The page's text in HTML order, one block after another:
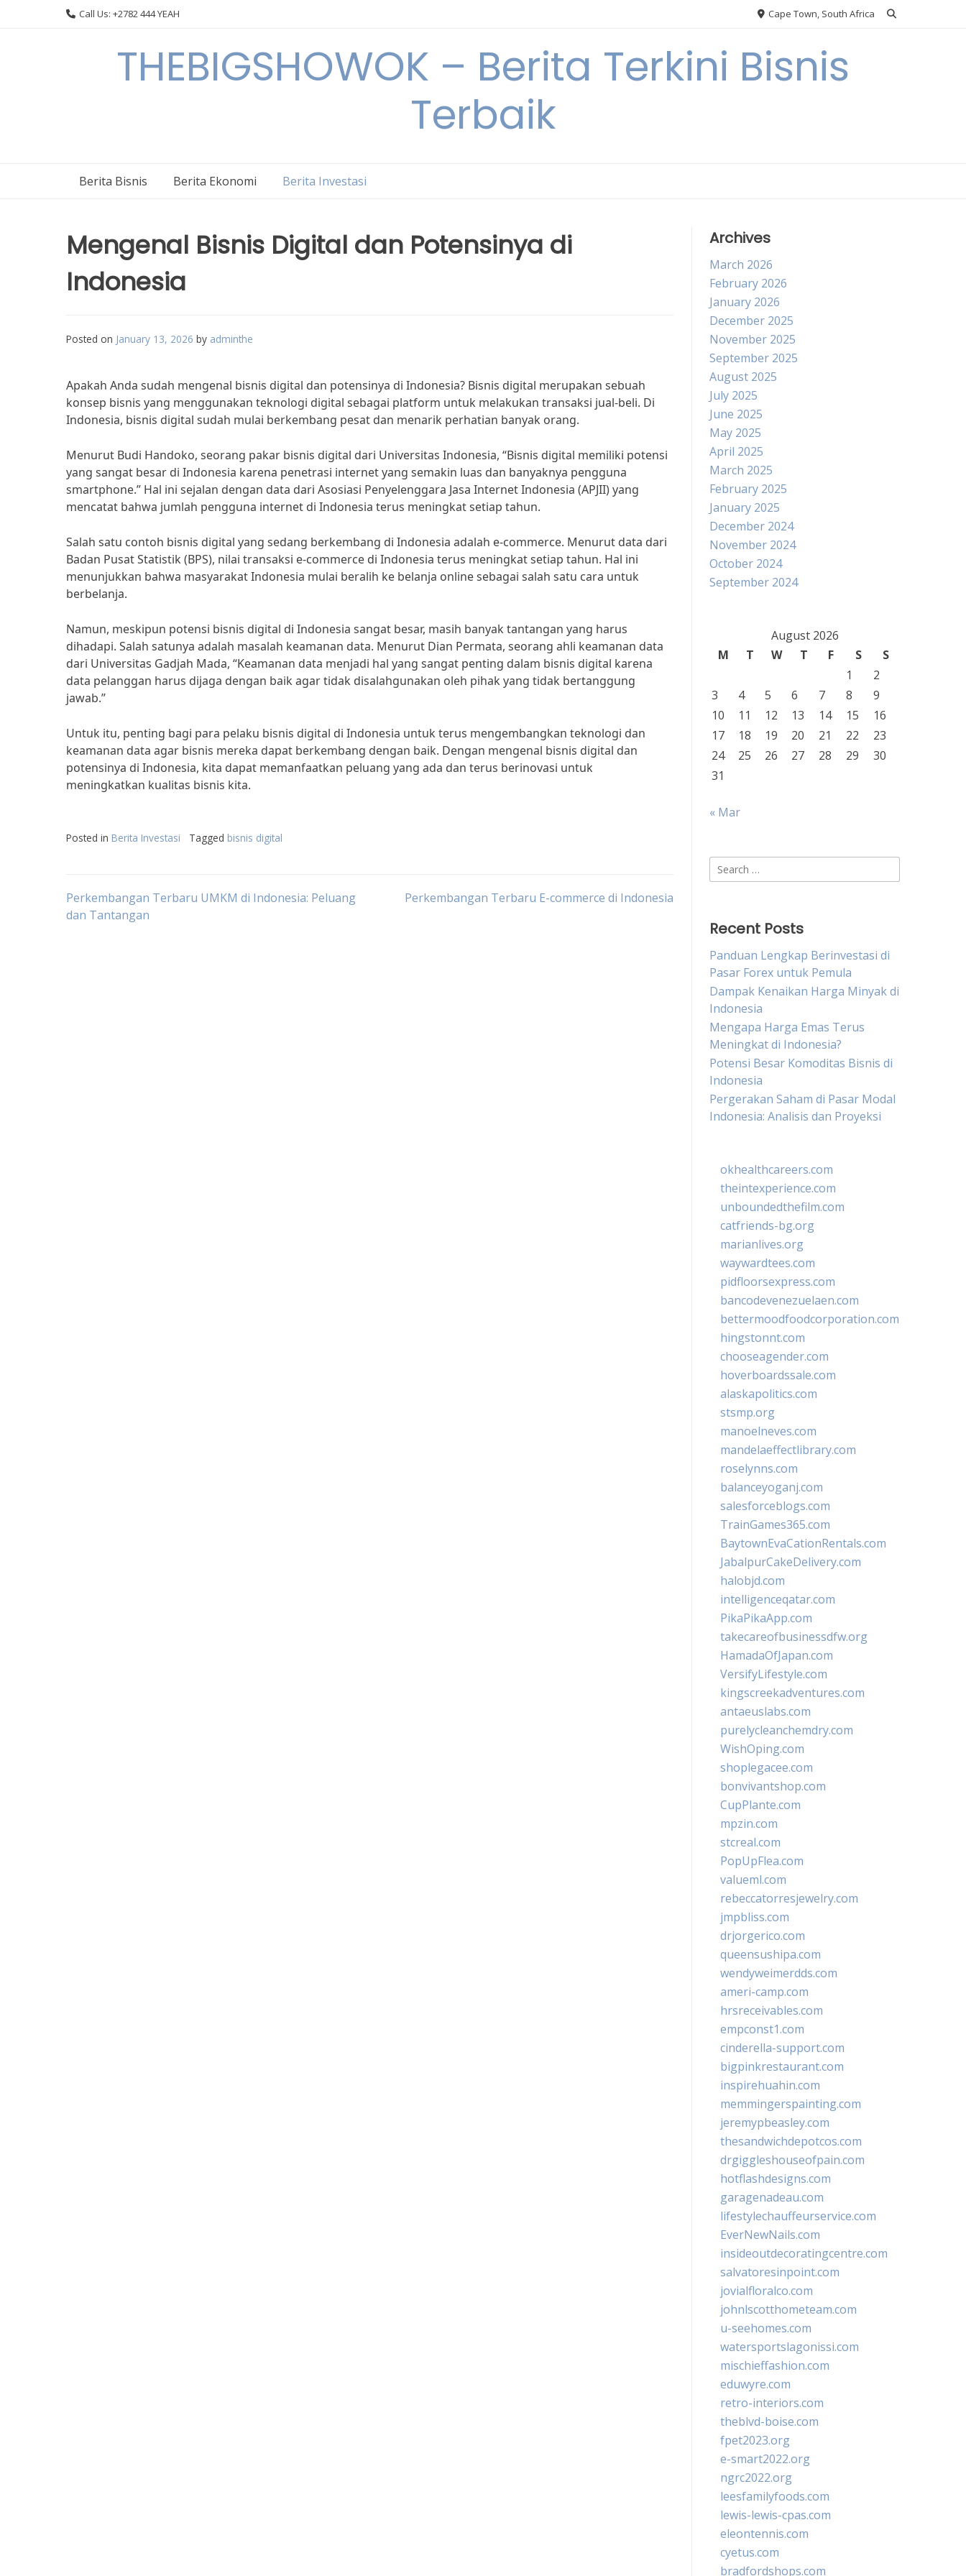
Call Us: +2782 444 YEAH Cape Town, South Africa
THEBIGSHOWOK – Berita Terkini Bisnis
Terbaik
Berita Bisnis Berita Ekonomi Berita Investasi
Mengenal Bisnis Digital dan Potensinya di
Indonesia
Posted on January 13, 2026 by adminthe
Apakah Anda sudah mengenal bisnis digital dan potensinya di Indonesia? Bisnis digital merupakan sebuah
konsep bisnis yang menggunakan teknologi digital sebagai platform untuk melakukan transaksi jual-beli. Di
Indonesia, bisnis digital sudah mulai berkembang pesat dan menarik perhatian banyak orang.
Menurut Budi Handoko, seorang pakar bisnis digital dari Universitas Indonesia, “Bisnis digital memiliki potensi
yang sangat besar di Indonesia karena penetrasi internet yang semakin luas dan banyaknya pengguna
smartphone.” Hal ini sejalan dengan data dari Asosiasi Penyelenggara Jasa Internet Indonesia (APJII) yang
mencatat bahwa jumlah pengguna internet di Indonesia terus meningkat setiap tahun.
Salah satu contoh bisnis digital yang sedang berkembang di Indonesia adalah e-commerce. Menurut data dari
Badan Pusat Statistik (BPS), nilai transaksi e-commerce di Indonesia terus meningkat setiap tahun. Hal ini
menunjukkan bahwa masyarakat Indonesia mulai beralih ke belanja online sebagai salah satu cara untuk
berbelanja.
Namun, meskipun potensi bisnis digital di Indonesia sangat besar, masih banyak tantangan yang harus
dihadapi. Salah satunya adalah masalah keamanan data. Menurut Dian Permata, seorang ahli keamanan data
dari Universitas Gadjah Mada, “Keamanan data menjadi hal yang sangat penting dalam bisnis digital karena
data pelanggan harus dijaga dengan baik agar tidak disalahgunakan oleh pihak yang tidak bertanggung
jawab.”
Untuk itu, penting bagi para pelaku bisnis digital di Indonesia untuk terus mengembangkan teknologi dan
keamanan data agar bisnis mereka dapat berkembang dengan baik. Dengan mengenal bisnis digital dan
potensinya di Indonesia, kita dapat memanfaatkan peluang yang ada dan terus berinovasi untuk
meningkatkan kualitas bisnis kita.
Posted in Berita Investasi Tagged bisnis digital
Post
Perkembangan Terbaru UMKM di Indonesia: Peluang
dan Tantangan
Perkembangan Terbaru E-commerce di Indonesia
Archives
March 2026
February 2026
January 2026
December 2025
November 2025
September 2025
August 2025
July 2025
June 2025
May 2025
April 2025
March 2025
February 2025
January 2025
December 2024
November 2024
October 2024
September 2024
August 2026
M
T W T F S
S
1
2
3
4 5 6 7 8
9
10
11 12 13 14 15
16
17
18 19 20 21 22
23
24
25 26 27 28 29
30
31
« Mar
Search
for:
Recent Posts
Panduan Lengkap Berinvestasi di
Pasar Forex untuk Pemula
Dampak Kenaikan Harga Minyak di
Indonesia
Mengapa Harga Emas Terus
Meningkat di Indonesia?
Potensi Besar Komoditas Bisnis di
Indonesia
Pergerakan Saham di Pasar Modal
Indonesia: Analisis dan Proyeksi
okhealthcareers.com
theintexperience.com
unboundedthefilm.com
catfriends-bg.org
marianlives.org
waywardtees.com
pidfloorsexpress.com
bancodevenezuelaen.com
bettermoodfoodcorporation.com
hingstonnt.com
chooseagender.com
hoverboardssale.com
alaskapolitics.com
stsmp.org
manoelneves.com
mandelaeffectlibrary.com
roselynns.com
balanceyoganj.com
salesforceblogs.com
TrainGames365.com
BaytownEvaCationRentals.com
JabalpurCakeDelivery.com
halobjd.com
intelligenceqatar.com
PikaPikaApp.com
takecareofbusinessdfw.org
HamadaOfJapan.com
VersifyLifestyle.com
kingscreekadventures.com
antaeuslabs.com
purelycleanchemdry.com
WishOping.com
shoplegacee.com
bonvivantshop.com
CupPlante.com
mpzin.com
stcreal.com
PopUpFlea.com
valueml.com
rebeccatorresjewelry.com
jmpbliss.com
drjorgerico.com
queensushipa.com
wendyweimerdds.com
ameri-camp.com
hrsreceivables.com
empconst1.com
cinderella-support.com
bigpinkrestaurant.com
inspirehuahin.com
memmingerspainting.com
jeremypbeasley.com
thesandwichdepotcos.com
drgiggleshouseofpain.com
hotflashdesigns.com
garagenadeau.com
lifestylechauffeurservice.com
EverNewNails.com
insideoutdecoratingcentre.com
salvatoresinpoint.com
jovialfloralco.com
johnlscotthometeam.com
u-seehomes.com
watersportslagonissi.com
mischieffashion.com
eduwyre.com
retro-interiors.com
theblvd-boise.com
fpet2023.org
e-smart2022.org
ngrc2022.org
leesfamilyfoods.com
lewis-lewis-cpas.com
eleontennis.com
cyetus.com
bradfordshops.com